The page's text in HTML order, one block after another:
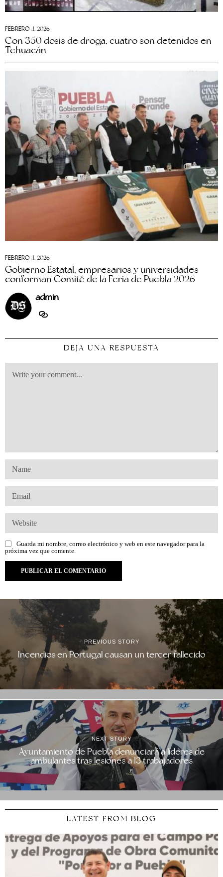
FEBRERO 4, 2026
Con 350 dosis de droga, cuatro son detenidos en
Tehuacán
FEBRERO 4, 2026
Gobierno Estatal, empresarios y universidades
conforman Comité de la Feria de Puebla 2026
admin
DEJA UNA RESPUESTA
Guarda mi nombre, correo electrónico y web en este navegador para la
próxima vez que comente.
PREVIOUS STORY
Incendios en Portugal causan un tercer fallecido
NEXT STORY
Ayuntamiento de Puebla denunciará a líderes de
ambulantes tras lesiones a 13 trabajadores
LATEST FROM BLOG